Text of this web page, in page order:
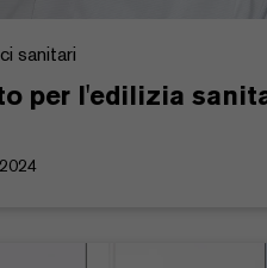
sanitari
per l'edilizia